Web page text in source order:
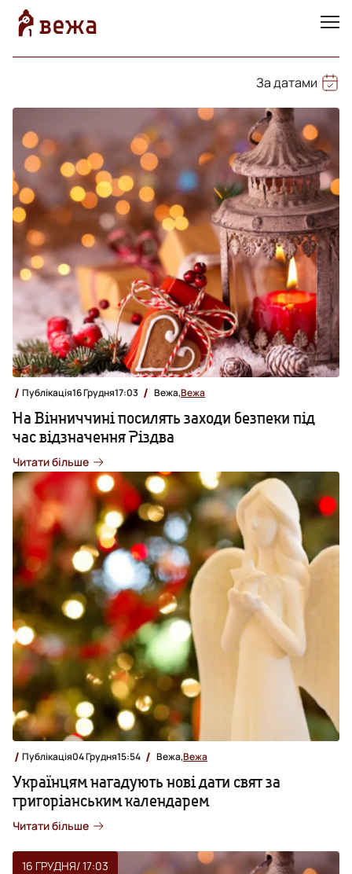
За датами
Публікація16 Грудня17:03 Вежа,Вежа
На Вінниччині посилять заходи безпеки під
час відзначення Різдва
Читати більше
Публікація04 Грудня15:54 Вежа,Вежа
Українцям нагадують нові дати свят за
григоріанським календарем
Читати більше
16 ГРУДНЯ/ 17:03